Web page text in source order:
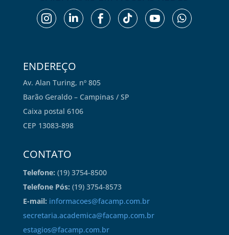
     
ENDEREÇO
Av. Alan Turing, nº 805
Barão Geraldo – Campinas / SP
Caixa postal 6106
CEP 13083-898
CONTATO
Telefone: (19) 3754-8500
Telefone Pós: (19) 3754-8573
E-mail: informacoes@facamp.com.br
secretaria.academica@facamp.com.br
estagios@facamp.com.br